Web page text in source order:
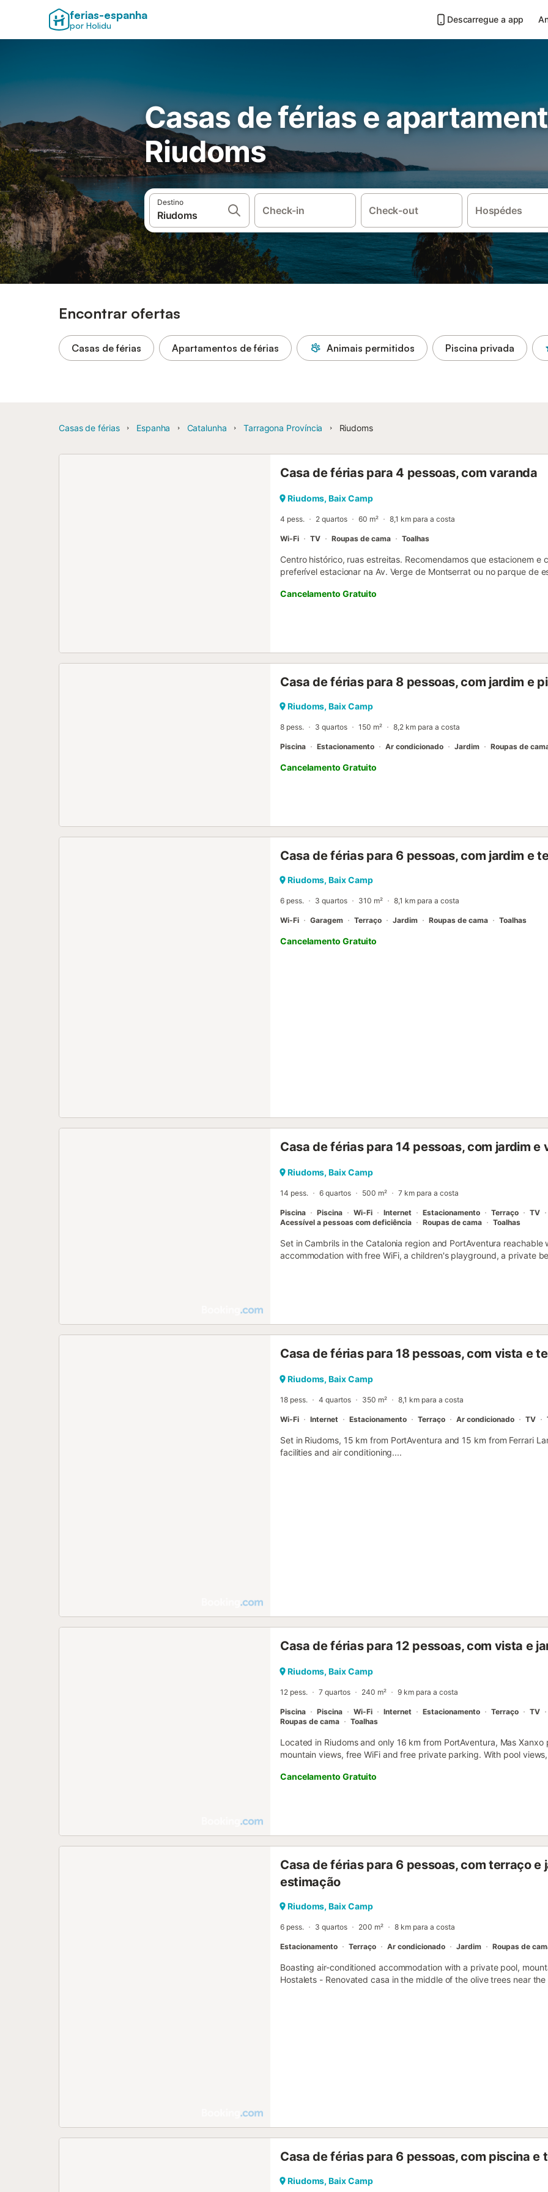
ferias-espanha
por Holidu
Descarregue a app
Casas de férias e
Riudoms
Destino
Check-in Check-out Hospédes
Encontrar ofertas
Casas de férias Apartamentos de férias Animais permitidos Piscina privada
Casas de férias Espanha Catalunha Tarragona Província Riudoms
Casa de férias para 4 pessoas, com varanda
Riudoms, Baix Camp
4 pess. 2 quartos 60 m² 8,1 km para a costa
Wi-Fi TV Roupas de cama Toalhas
Centro histórico, ruas estreitas. Recomendamos que estacionem e
preferível estacionar na Av. Verge de Montserrat ou no parque de
centro gastronómico da cidade. Fica a 10 minutos a pé da estação
ideal como base para explorar os arredores ou para desfrutarem
habitação é um apartamento completo situado por cima de uma
sala de jantar e uma casa de banho com duche. Vivemos perto do
Cancelamento Gratuito
Casa de férias para 8 pessoas, com jardim e
Riudoms, Baix Camp
8 pess. 3 quartos 150 m² 8,2 km para a costa
Piscina Estacionamento Ar condicionado Jardim Roupas de
Cancelamento Gratuito
Casa de férias para 6 pessoas, com jardim e
Riudoms, Baix Camp
6 pess. 3 quartos 310 m² 8,1 km para a costa
Wi-Fi Garagem Terraço Jardim Roupas de cama Toalhas
Cancelamento Gratuito
Casa de férias para 14 pessoas, com jardim e
Riudoms, Baix Camp
14 pess. 6 quartos 500 m² 7 km para a costa
Piscina Piscina Wi-Fi Internet Estacionamento Terraço TV
Acessível a pessoas com deficiência
Roupas de cama Toalhas
Set in Cambrils in the Catalonia region and PortAventura
accommodation with free WiFi, a children's playground, a private
Casa de férias para 18 pessoas, com vista e
Riudoms, Baix Camp
18 pess. 4 quartos 350 m² 8,1 km para a costa
Wi-Fi Internet Estacionamento Terraço Ar condicionado TV
Set in Riudoms, 15 km from PortAventura and 15 km from Ferrari
facilities and air conditioning....
Casa de férias para 12 pessoas, com vista e
Riudoms, Baix Camp
12 pess. 7 quartos 240 m² 9 km para a costa
Piscina Piscina Wi-Fi Internet Estacionamento Terraço TV
Roupas de cama
Toalhas
Located in Riudoms and only 16 km from PortAventura, Mas
mountain views, free WiFi and free private parking. With pool
Cancelamento Gratuito
Casa de férias para 6 pessoas, com terraço e
estimação
Riudoms, Baix Camp
6 pess. 3 quartos 200 m² 8 km para a costa
Estacionamento Terraço Ar condicionado Jardim Roupas de
Boasting air-conditioned accommodation with a private pool,
Hostalets - Renovated casa in the middle of the olive trees near
Casa de férias para 6 pessoas, com piscina e
Riudoms, Baix Camp